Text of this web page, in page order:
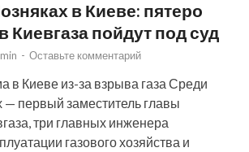
в Киеве: пятеро
Киевгаза пойдут под суд
- Оставьте комментарий
в Киеве из-за взрыва газа Среди
первый заместитель главы
три главных инженера
газового хозяйства и